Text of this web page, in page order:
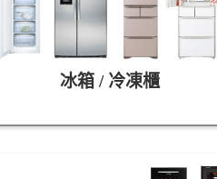
冰箱 / 冷凍櫃